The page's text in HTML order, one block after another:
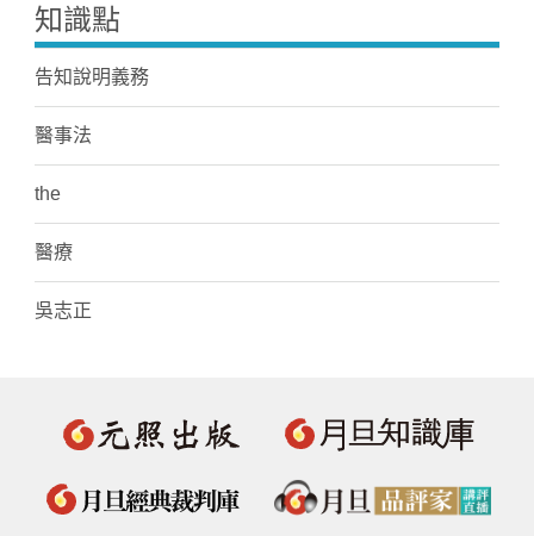
知識點
告知說明義務
醫事法
the
醫療
吳志正